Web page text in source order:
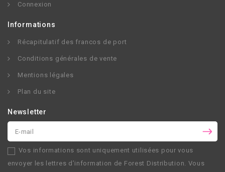
Connexion
Informations
Récapitulatif des francos de port
Conditions générales de vente
Mentions légales
Plan du site
Newsletter
Vos informations sont uniquement utilisées pour vous
envoyer les lettres d’information de Forest Distribution. Vous